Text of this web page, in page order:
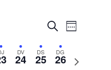
Navegació
visual
cerca
Cerca
de
Week
DV
24 DS
25 DG
26
Next